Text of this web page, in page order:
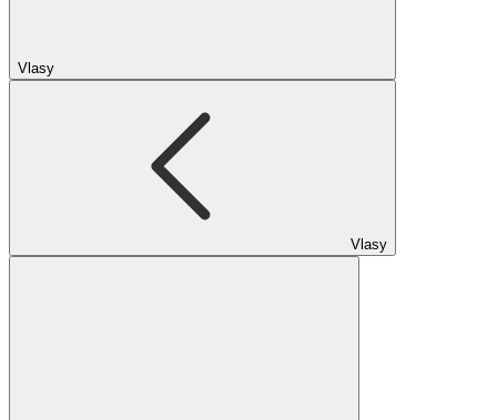
Vlasy
Vlasy